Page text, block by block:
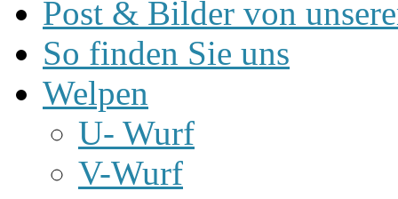
Post & Bilder von
So finden Sie uns
Welpen
U- Wurf
V-Wurf